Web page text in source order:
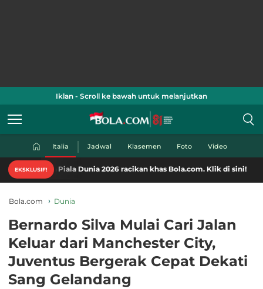
Iklan - Scroll ke bawah untuk melanjutkan
Italia Jadwal Klasemen Foto Video
EKSKLUSIF!
Piala Dunia 2026 racikan khas Bola.com. Klik di sini!
Bola.com Dunia
Bernardo Silva Mulai Cari Jalan
Keluar dari Manchester City,
Juventus Bergerak Cepat Dekati
Sang Gelandang